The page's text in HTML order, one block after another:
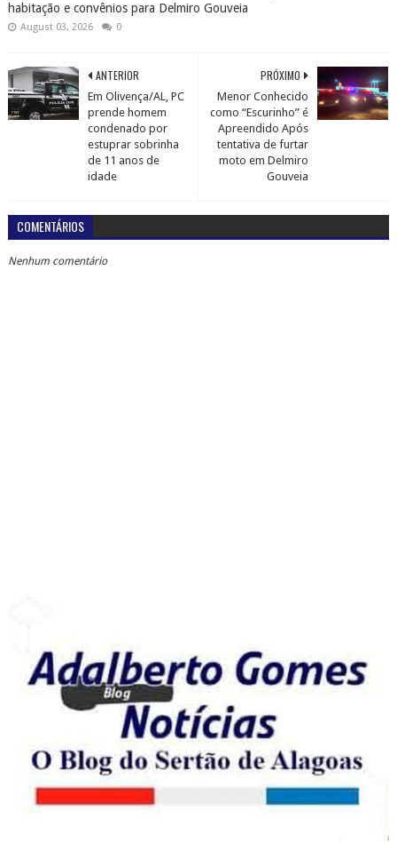
habitação e convênios para Delmiro Gouveia
August 03, 2026 0
PRÓXIMO
Menor Conhecido
como “Escurinho” é
Apreendido Após
tentativa de furtar
moto em Delmiro
Gouveia
ANTERIOR
Em Olivença/AL, PC
prende homem
condenado por
estuprar sobrinha
de 11 anos de
idade
COMENTÁRIOS
Nenhum comentário